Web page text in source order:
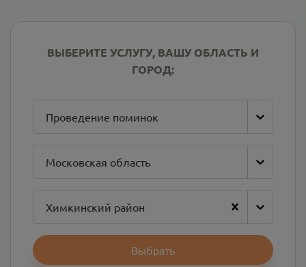
ВЫБЕРИТЕ УСЛУГУ, ВАШУ ОБЛАСТЬ И
ГОРОД:
Проведение поминок
Московская область
Химкинский район
Выбрать